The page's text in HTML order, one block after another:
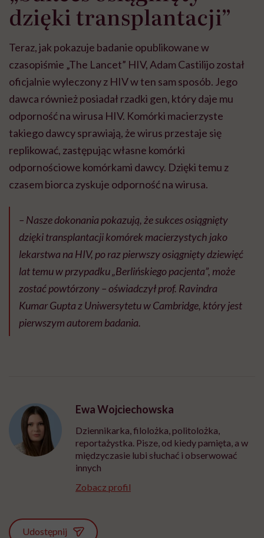
dzięki transplantacji”
Teraz, jak pokazuje badanie opublikowane w
czasopiśmie „The Lancet” HIV, Adam Castilijo został
oficjalnie wyleczony z HIV w ten sam sposób. Jego
dawca również posiadał rzadki gen, który daje mu
odporność na wirusa HIV. Komórki macierzyste
takiego dawcy sprawiają, że wirus przestaje się
replikować, zastępując własne komórki
odpornościowe komórkami dawcy. Dzięki temu z
czasem biorca zyskuje odporność na wirusa.
– Nasze dokonania pokazują, że sukces osiągnięty
dzięki transplantacji komórek macierzystych jako
lekarstwa na HIV, po raz pierwszy osiągnięty dziewięć
lat temu w przypadku „Berlińskiego pacjenta”, może
zostać powtórzony – oświadczył prof. Ravindra
Kumar Gupta z Uniwersytetu w Cambridge, który jest
pierwszym autorem badania.
Ewa Wojciechowska
Dziennikarka, filolożka, politolożka,
reportażystka. Pisze, od kiedy pamięta, a w
międzyczasie lubi słuchać i obserwować
innych
Zobacz profil
Udostępnij